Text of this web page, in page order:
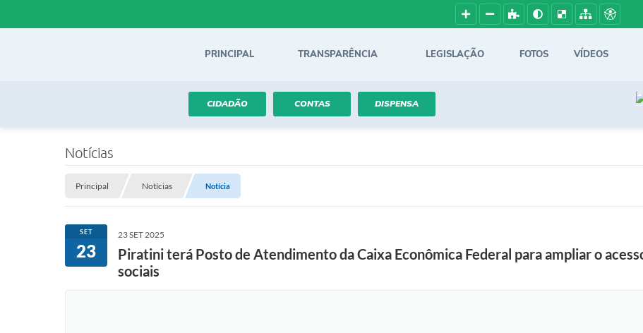
PRINCIPAL TRANSPARÊNCIA LEGISLAÇÃO FOTOS VÍDEOS
CIDADÃO CONTAS DISPENSA
Notícias
Principal Notícias Notícia
SET
23
23 SET 2025
Piratini terá Posto de Atendimento da Caixa Econômica Federal para ampliar o
sociais